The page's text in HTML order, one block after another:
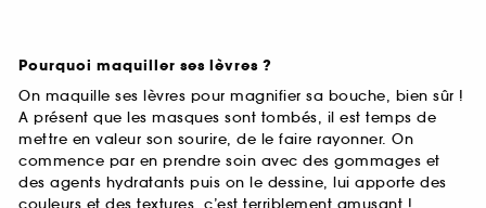
Pourquoi maquiller ses lèvres ?
On maquille ses lèvres pour magnifier sa bouche, bien sûr !
A présent que les masques sont tombés, il est temps de
mettre en valeur son sourire, de le faire rayonner. On
commence par en prendre soin avec des gommages et
des agents hydratants puis on le dessine, lui apporte des